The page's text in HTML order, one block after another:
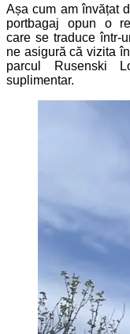
Așa cum am învățat
portbagaj opun o
care se traduce într-
ne asigură că vizita
parcul Rusenski
suplimentar.